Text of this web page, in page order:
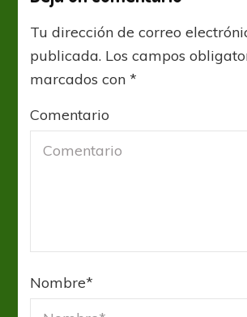
Tu dirección de correo
publicada. Los campos
marcados con*
Comentario
Nombre*